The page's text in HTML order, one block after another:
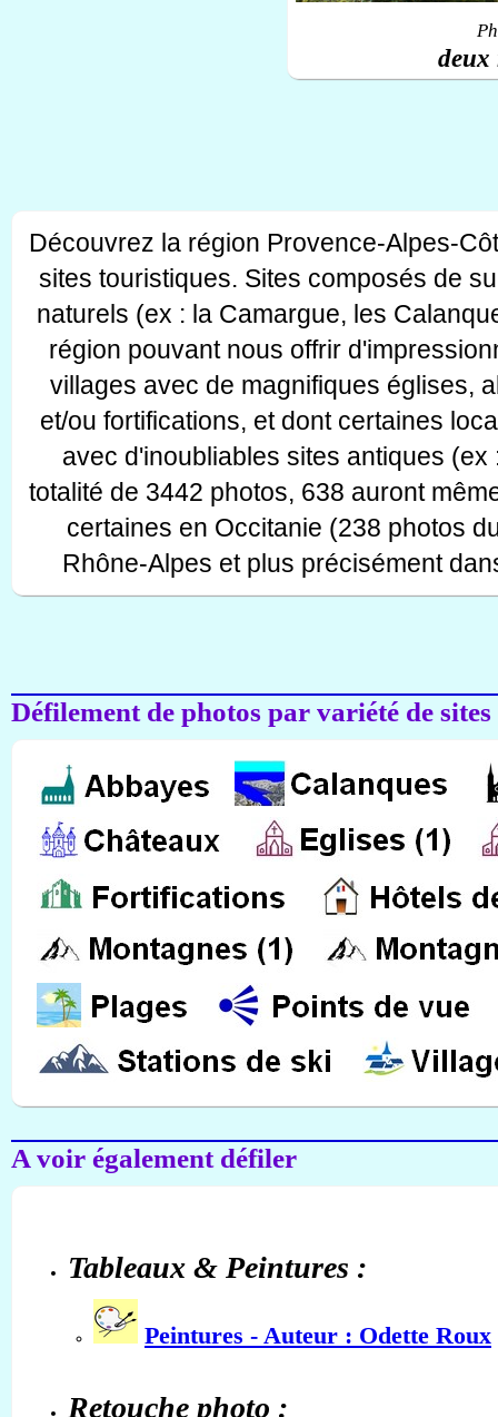
deux
Découvrez la région Provence-Alpes-
sites touristiques. Sites composés de
naturels (ex : la Camargue, les
région pouvant nous offrir
villages avec de magnifiques églises,
et/ou fortifications, et dont certaines
avec d'inoubliables sites antiques
totalité de 3442 photos, 638 auront
certaines en Occitanie (238 photos
Rhône-Alpes et plus précisément
Défilement de photos par variété de
A voir également défiler
Tableaux & Peintures :
Peintures - Auteur : Odette Roux
Retouche photo :